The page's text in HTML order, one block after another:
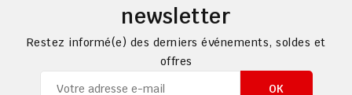
newsletter
Restez informé(e) des derniers événements, soldes et
offres